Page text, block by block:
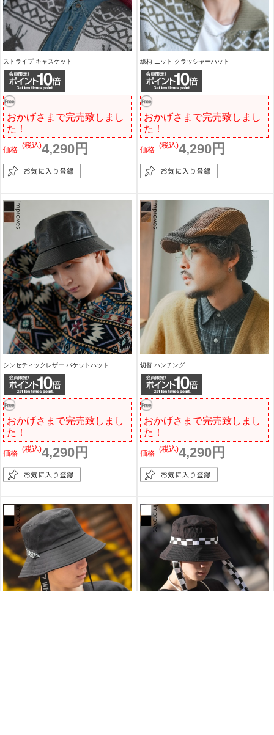
ストライプ キャスケット
おかげさまで完売致しまし
た！
価格 4,290円
(税込)
総柄 ニット クラッシャーハット
おかげさまで完売致しまし
た！
価格 4,290円
(税込)
シンセティックレザー バケットハット
おかげさまで完売致しまし
た！
価格 4,290円
(税込)
切替 ハンチング
おかげさまで完売致しまし
た！
価格 4,290円
(税込)